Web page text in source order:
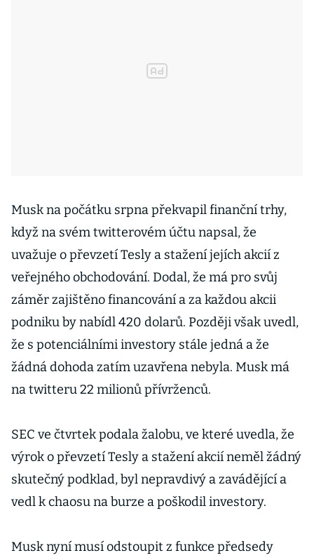
Musk na počátku srpna překvapil finanční trhy,
když na svém twitterovém účtu napsal, že
uvažuje o převzetí Tesly a stažení jejích akcií z
veřejného obchodování. Dodal, že má pro svůj
záměr zajištěno financování a za každou akcii
podniku by nabídl 420 dolarů. Později však uvedl,
že s potenciálními investory stále jedná a že
žádná dohoda zatím uzavřena nebyla. Musk má
na twitteru 22 milionů přívrženců.
SEC ve čtvrtek podala žalobu, ve které uvedla, že
výrok o převzetí Tesly a stažení akcií neměl žádný
skutečný podklad, byl nepravdivý a zavádějící a
vedl k chaosu na burze a poškodil investory.
Musk nyní musí odstoupit z funkce předsedy